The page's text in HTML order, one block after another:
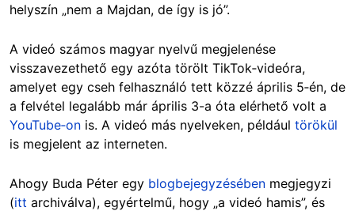
helyszín „nem a Majdan, de így is jó”.
A videó számos magyar nyelvű megjelenése
visszavezethető egy azóta törölt TikTok‑videóra,
amelyet egy cseh felhasználó tett közzé április 5‑én, de
a felvétel legalább már április 3-a óta elérhető volt a
YouTube‑on is. A videó más nyelveken, például törökül
is megjelent az interneten.
Ahogy Buda Péter egy blogbejegyzésében megjegyzi
(itt archiválva), egyértelmű, hogy „a videó hamis”, és